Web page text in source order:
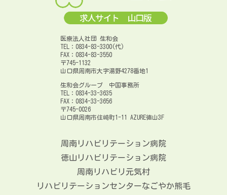
医療法人社団 生和会
TEL：0834-83-3300(代)
FAX：0834-83-3550
〒745-1132
山口県周南市大字湯野4278番地1
生和会グループ 中国事務所
TEL：0834-33-3635
FAX：0834-33-3656
〒745-0026
山口県周南市住崎町1-11 AZURE徳山3F
周南リハビリテーション病院
徳山リハビリテーション病院
周南リハビリ元気村
リハビリテーションセンターなごやか熊毛